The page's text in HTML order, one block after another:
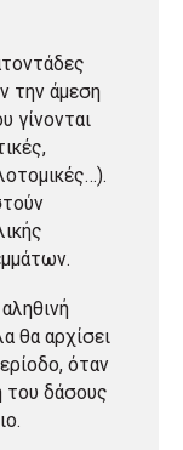
την άμεση
γίνονται
θα αρχίσει
όταν
δάσους